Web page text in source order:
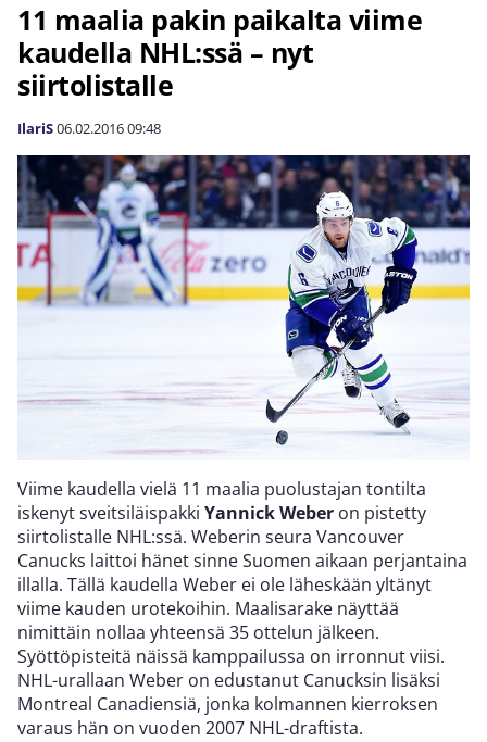
11 maalia pakin paikalta viime
kaudella NHL:ssä – nyt
siirtolistalle
IlariS06.02.201609:48
Viime kaudella vielä 11 maalia puolustajan tontilta
iskenyt sveitsiläispakki Yannick Weber on pistetty
siirtolistalle NHL:ssä. Weberin seura Vancouver
Canucks laittoi hänet sinne Suomen aikaan perjantaina
illalla. Tällä kaudella Weber ei ole läheskään yltänyt
viime kauden urotekoihin. Maalisarake näyttää
nimittäin nollaa yhteensä 35 ottelun jälkeen.
Syöttöpisteitä näissä kamppailussa on irronnut viisi.
NHL-urallaan Weber on edustanut Canucksin lisäksi
Montreal Canadiensiä, jonka kolmannen kierroksen
varaus hän on vuoden 2007 NHL-draftista.